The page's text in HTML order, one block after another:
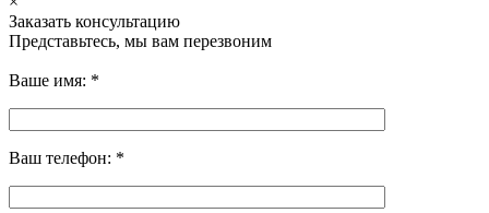
Заказать консультацию
Представьтесь, мы вам перезвоним
Ваше имя: *
Ваш телефон: *